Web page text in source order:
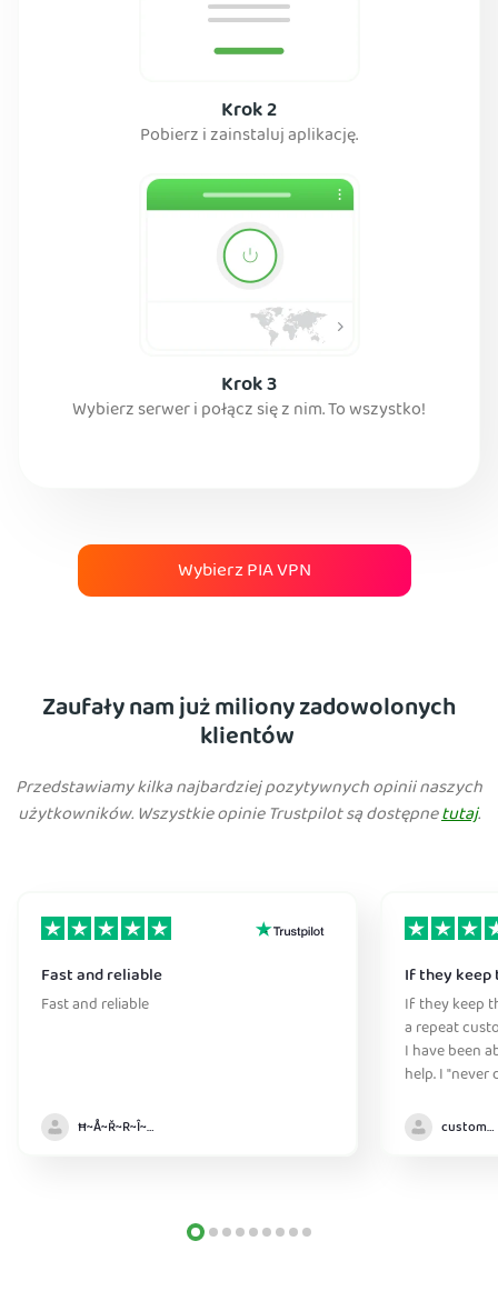
Krok 2
Pobierz i zainstaluj aplikację.
Krok 3
Wybierz serwer i połącz się z nim. To wszystko!
Wybierz PIA VPN
Zaufały nam już miliony zadowolonych
klientów
Przedstawiamy kilka najbardziej pozytywnych opinii naszych
użytkowników. Wszystkie opinie Trustpilot są dostępnetutaj.
Fast and reliable
Fast and reliable
Ħ~Å~Ř~R~Î~ẞ👻
If they keep
If they keep
a repeat
I have been
help. I
customer